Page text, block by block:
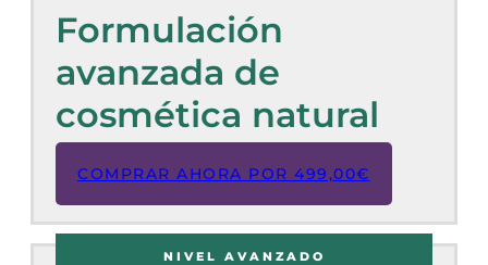
Formulación
avanzada de
cosmética natural
COMPRAR AHORA POR 499,00€
NIVEL AVANZADO